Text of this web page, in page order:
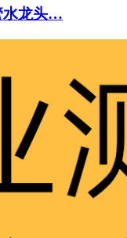
水龙头…